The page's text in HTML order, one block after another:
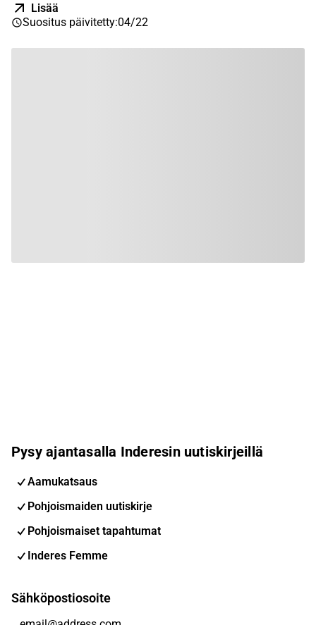
Lisää
Suositus päivitetty:04/22
Pysy ajantasalla Inderesin uutiskirjeillä
Aamukatsaus
Pohjoismaiden uutiskirje
Pohjoismaiset tapahtumat
Inderes Femme
Sähköpostiosoite